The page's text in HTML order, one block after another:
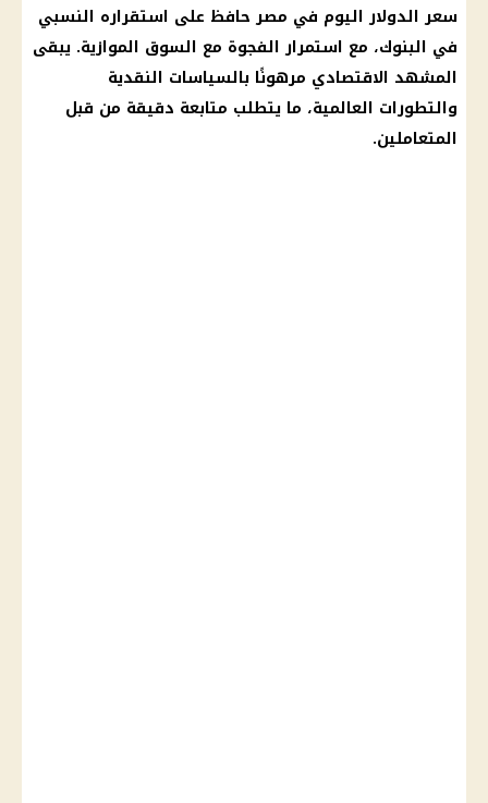
سعر الدولار اليوم في مصر حافظ على استقراره النسبي
في البنوك، مع استمرار الفجوة مع السوق الموازية. يبقى
المشهد الاقتصادي مرهونًا بالسياسات النقدية
والتطورات العالمية، ما يتطلب متابعة دقيقة من قبل
المتعاملين.